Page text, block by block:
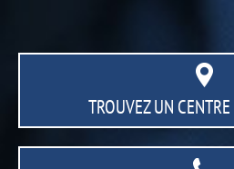
TROUVEZ UN CENTRE